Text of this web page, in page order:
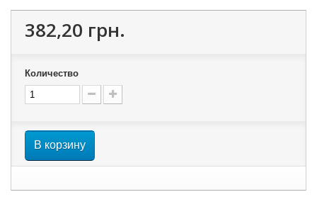
382,20 грн.
Количество
В корзину